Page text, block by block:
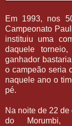
Em 1993, nos
Campeonato
instituiu uma
daquele
ganhador
o campeão seria
naquele ano o
pé.
Na noite de 22
do Morumbi,